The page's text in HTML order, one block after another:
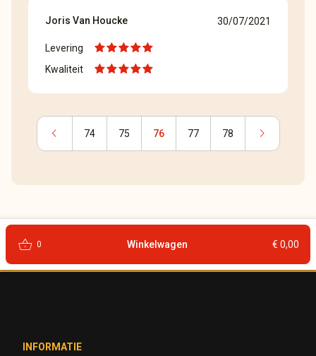
Joris Van Houcke 30/07/2021
Levering
Kwaliteit
chevron_left 74 75 76 77 78 chevron_right
shopping_basket 0 Winkelwagen € 0,00
INFORMATIE